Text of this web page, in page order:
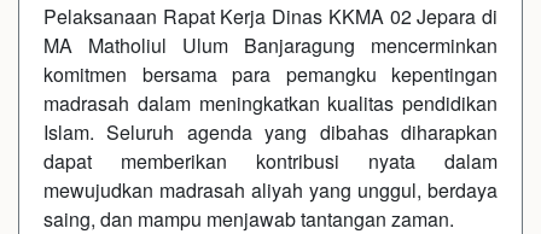
Pelaksanaan Rapat Kerja Dinas KKMA 02 Jepara di
MA Matholiul Ulum Banjaragung mencerminkan
komitmen bersama para pemangku kepentingan
madrasah dalam meningkatkan kualitas pendidikan
Islam. Seluruh agenda yang dibahas diharapkan
dapat memberikan kontribusi nyata dalam
mewujudkan madrasah aliyah yang unggul, berdaya
saing, dan mampu menjawab tantangan zaman.